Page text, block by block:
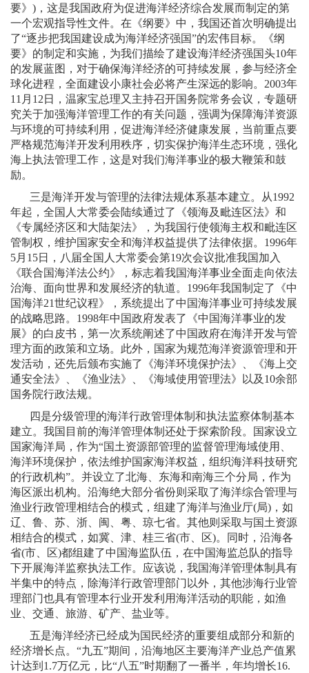
要》 ) ，这是我国政府为促进海洋经济综合发展而制定的第
一个宏观指导性文件。在《纲要》中，我国还首次明确提出
了“逐步把我国建设成为海洋经济强国”的宏伟目标。《纲
要》的制定和实施，为我们描绘了建设海洋经济强国头10年
的发展蓝图，对于确保海洋经济的可持续发展，参与经济全
球化进程，全面建设小康社会必将产生深远的影响。 2003年
11 月 12 日
，温家宝总理又主持召开国务院常务会议，专题研
究关于加强海洋管理工作的有关问题，强调为保障海洋资源
与环境的可持续利用，促进海洋经济健康发展，当前重点要
严格规范海洋开发利用秩序，切实保护海洋生态环境，强化
海上执法管理工作，这是对我们海洋事业的极大鞭策和鼓
励。
三是海洋开发与管理的法律法规体系基本建立。从1992
年起，全国人大常委会陆续通过了《领海及毗连区法》和
《专属经济区和大陆架法》，为我国行使领海主权和毗连区
管制权，维护国家安全和海洋权益提供了法律依据。 1996年
5月 15日 ，八届全国人大常委会第19次会议批准我国加入
《联合国海洋法公约》，标志着我国海洋事业全面走向依法
治海、面向世界和发展经济的轨道。 1996年我国制定了《中
国海洋21世纪议程》，系统提出了中国海洋事业可持续发展
的战略思路。 1998年中国政府发表了《中国海洋事业的发
展》的白皮书，第一次系统阐述了中国政府在海洋开发与管
理方面的政策和立场。此外，国家为规范海洋资源管理和开
发活动，还先后颁布实施了《海洋环境保护法》、《海上交
通安全法》、《渔业法》、《海域使用管理法》以及 10余部
国务院行政法规。
四是分级管理的海洋行政管理体制和执法监察体制基本
建立。我国目前的海洋管理体制还处于探索阶段。国家设立
国家海洋局，作为“国土资源部管理的监督管理海域使用、
海洋环境保护，依法维护国家海洋权益，组织海洋科技研究
的行政机构”。并设立了北海、东海和南海三个分局，作为
海区派出机构。沿海绝大部分省份则采取了海洋综合管理与
渔业行政管理相结合的模式，组建了海洋与渔业厅(局) ，如
辽、鲁、苏、浙、闽、粤、琼七省。其他则采取与国土资源
相结合的模式，如冀、津、桂三省(市、区)。同时，沿海各
省(市、区)都组建了中国海监队伍，在中国海监总队的指导
下开展海洋监察执法工作。应该说，我国海洋管理体制具有
半集中的特点，除海洋行政管理部门以外，其他涉海行业管
理部门也具有管理本行业开发利用海洋活动的职能，如渔
业、交通、旅游、矿产、盐业等。
五是海洋经济已经成为国民经济的重要组成部分和新的
经济增长点。“九五”期间，沿海地区主要海洋产业总产值累
计达到 1.7万亿元，比“八五”时期翻了一番半，年均增长16.